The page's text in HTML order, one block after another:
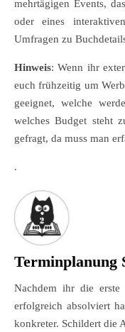
mehrtägigen Events,
oder eines
Umfragen zu
Hinweis: Wenn ihr
euch frühzeitig um
geeignet, welche
welches Budget steht
gefragt, da muss man
.
Terminplanung
Nachdem ihr die erste
erfolgreich absolviert
konkreter. Schildert die